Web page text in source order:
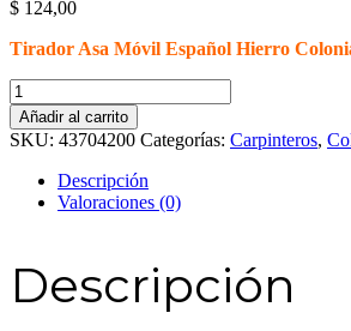
$ 124,00
Tirador Asa Móvil Español Hierro
Tirador
Asa
Móvil
Español
Hierro
Colonial
Medallón
RIMAC
cantidad
Añadir al carrito
SKU: 43704200 Categorías: Carpinteros,
Descripción
Valoraciones (0)
Descripción